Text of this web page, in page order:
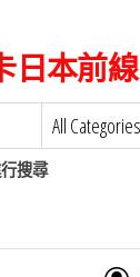
日本前線
搜尋